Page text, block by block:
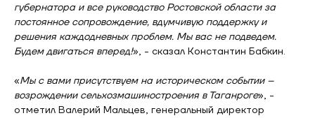
губернатора и все руководство Ростовской области за
постоянное сопровождение, вдумчивую поддержку и
решения каждодневных проблем. Мы вас не подведем.
Будем двигаться вперед!», - сказал Константин Бабкин.
«Мы с вами присутствуем на историческом событии –
возрождении сельхозмашиностроения в Таганроге», -
отметил Валерий Мальцев, генеральный директор